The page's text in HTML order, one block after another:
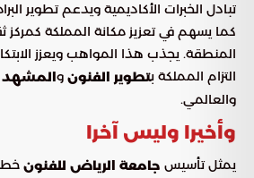
تبادل الخبرات الأكاديمية ويدعم تطوير
كما يسهم في تعزيز مكانة المملكة كمركز
المنطقة. يجذب هذا المواهب ويعزز
التزام المملكة بتطوير الفنون والمشهد
والعالمي.
وأخيرا وليس آخرا
يمثل تأسيس جامعة الرياض للفنون